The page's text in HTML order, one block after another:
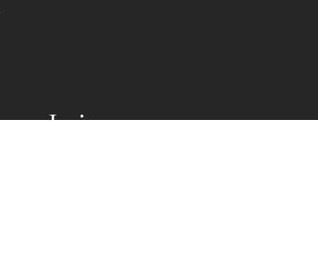
Leisurewear